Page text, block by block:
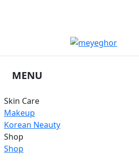
MENU
Skin Care
Makeup
Korean Neauty
Shop
Shop